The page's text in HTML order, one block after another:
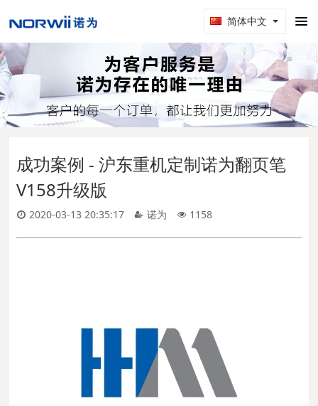
简体中文
成功案例 - 沪东重机定制诺为翻页笔
V158升级版
2020-03-13 20:35:17 诺为 1158